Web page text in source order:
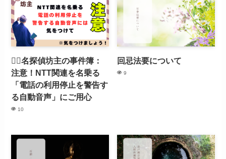
🕵️‍♂️名探偵坊主の事件簿：
注意！NTT関連を名乗る
「電話の利用停止を警告す
る自動音声」にご用心
10
回忌法要について
9